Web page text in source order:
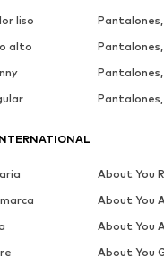
liso
alto
About You
About You
About You
About You